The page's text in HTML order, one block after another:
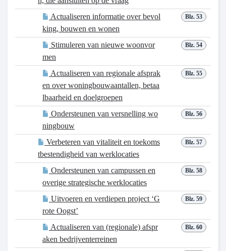
Blz. 53
Actualiseren informatie over bevol
king, bouwen en wonen
Blz. 54
Stimuleren van nieuwe woonvor
men
Blz. 55
Actualiseren van regionale afsprak
en over woningbouwaantallen, betaa
lbaarheid en doelgroepen
Blz. 56
Ondersteunen van versnelling wo
ningbouw
Blz. 57
Verbeteren van vitaliteit en toekoms
tbestendigheid van werklocaties
Blz. 58
Ondersteunen van campussen en
overige strategische werklocaties
Blz. 59
Uitvoeren en verdiepen project ‘G
rote Oogst’
Blz. 60
Actualiseren van (regionale) afspr
aken bedrijventerreinen